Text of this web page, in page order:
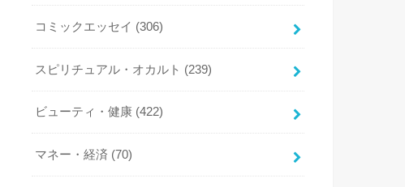
コミックエッセイ (306)
スピリチュアル・オカルト (239)
ビューティ・健康 (422)
マネー・経済 (70)